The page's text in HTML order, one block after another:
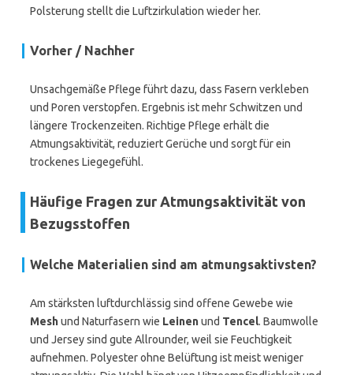
Polsterung stellt die Luftzirkulation wieder her.
Vorher / Nachher
Unsachgemäße Pflege führt dazu, dass Fasern verkleben
und Poren verstopfen. Ergebnis ist mehr Schwitzen und
längere Trockenzeiten. Richtige Pflege erhält die
Atmungsaktivität, reduziert Gerüche und sorgt für ein
trockenes Liegegefühl.
Häufige Fragen zur Atmungsaktivität von
Bezugsstoffen
Welche Materialien sind am atmungsaktivsten?
Am stärksten luftdurchlässig sind offene Gewebe wie
Meshund Naturfasern wie Leinenund Tencel. Baumwolle
und Jersey sind gute Allrounder, weil sie Feuchtigkeit
aufnehmen. Polyester ohne Belüftung ist meist weniger